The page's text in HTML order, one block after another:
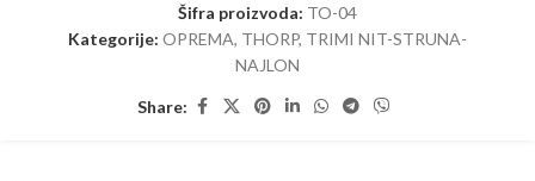
Šifra proizvoda: TO-04
Kategorije: OPREMA, THORP, TRIMI NIT-STRUNA-
NAJLON
Share: